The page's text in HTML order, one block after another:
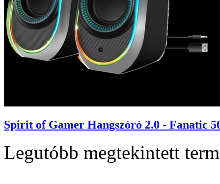
Spirit of Gamer Hangszóró 2.0 - Fanatic
Legutóbb megtekintett